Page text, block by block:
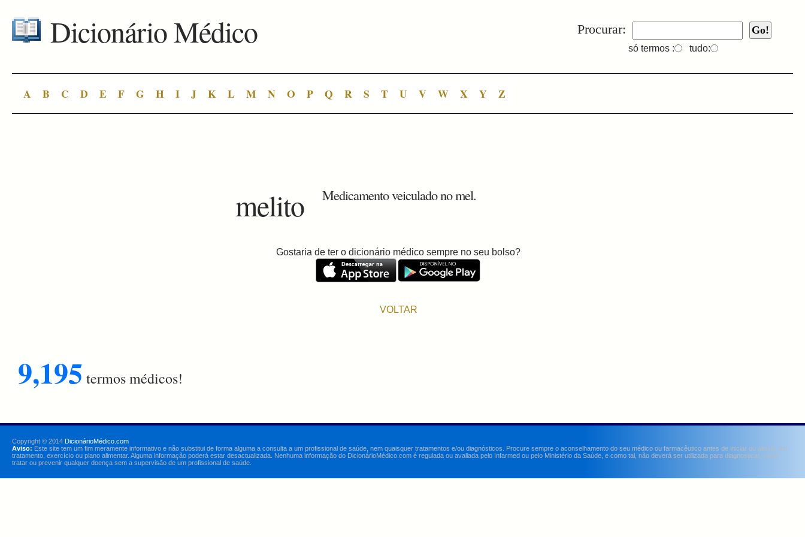
Procurar:
só termos : tudo:
Dicionário Médico
A B C D E F G H I J K L M N O P Q R S T U V W X Y Z
melito Medicamento veiculado no mel.
Gostaria de ter o dicionário médico sempre no seu bolso?
VOLTAR
9,195 termos médicos!
Copyright © 2014 DicionárioMédico.com
Aviso: Este site tem um fim meramente informativo e não substitui de forma alguma a consulta a um profissional de saúde, nem quaisquer tratamentos e/ou diagnósticos. Procure sempre o aconselhamento do seu médico ou farmacêutico antes de iniciar ou alterar um
tratamento, exercício ou plano alimentar. Alguma informação poderá estar desactualizada. Nenhuma informação do DicionárioMédico.com é regulada ou avaliada pelo Infarmed ou pelo Ministério da Saúde, e como tal, não deverá ser utilizada para diagnosticar, curar,
tratar ou prevenir qualquer doença sem a supervisão de um profissional de saúde.